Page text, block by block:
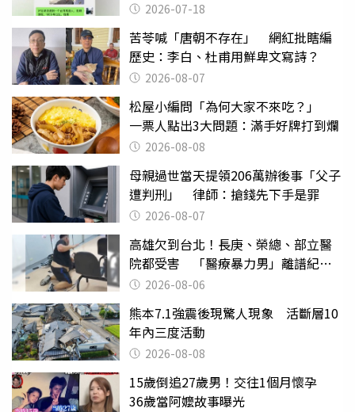
2026-07-18
苦苓喊「唐朝不存在」 網紅批瞎編
歷史：李白、杜甫用鮮卑文寫詩？
2026-08-07
松屋小編問「為何大家不來吃？」
一票人點出3大問題：滿手好牌打到爛
2026-08-08
母親過世當天提領206萬辦後事「父子
遭判刑」 律師：搶錢先下手是罪
2026-08-07
高雄欠到台北！長庚、榮總、部立醫
院都受害 「醫療暴力男」離譜紀錄
曝光2026-08-06
熊本7.1強震後現驚人現象 活斷層10
年內三度活動
2026-08-08
15歲倒追27歲男！交往1個月懷孕
36歲當阿嬤故事曝光